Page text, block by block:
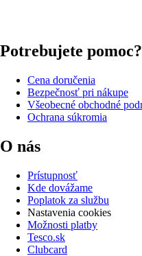
Potrebujete pomoc?
Cena doručenia
Bezpečnosť pri nákupe
Všeobecné obchodné
Ochrana súkromia
O nás
Prístupnosť
Kde dovážame
Poplatok za službu
Nastavenia cookies
Možnosti platby
Tesco.sk
Clubcard